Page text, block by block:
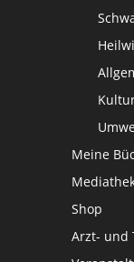
Meine
Shop
Arzt- und